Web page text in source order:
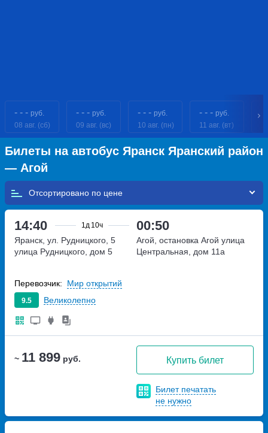
- - - руб.
08 авг. (сб)
- - - руб.
09 авг. (вс)
- - - руб.
10 авг. (пн)
- - - руб.
11 авг. (вт)
Билеты на автобус Яранск Яранский район
— Агой
Отсортировано по
14:40 1д 10ч 00:50
~ 11 899 руб. Купить билет
Билет печатать
не нужно
Яранск, ул. Рудницкого, 5
улица Рудницкого, дом 5
Агой, остановка Агой улица
Центральная, дом 11а
9.5 Великолепно
Перевозчик: Мир открытий